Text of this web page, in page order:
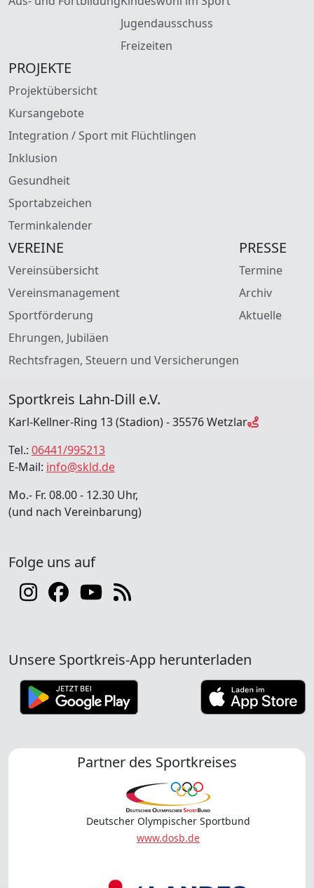
Jugendausschuss
Freizeiten
PROJEKTE
Projektübersicht
Kursangebote
Integration / Sport mit Flüchtlingen
Inklusion
Gesundheit
Sportabzeichen
Terminkalender
VEREINE
Vereinsübersicht
Vereinsmanagement
Sportförderung
Ehrungen, Jubiläen
Rechtsfragen, Steuern und Versicherungen
PRESSE
Termine
Archiv
Aktuelle
Sportkreis Lahn-Dill e.V.
Karl-Kellner-Ring 13 (Stadion) - 35576 Wetzlar
Tel.: 06441/995213
E-Mail: info@skld.de
Mo.- Fr. 08.00 - 12.30 Uhr,
(und nach Vereinbarung)
Folge uns auf
Unsere Sportkreis-App herunterladen
Partner des Sportkreises
Deutscher Olympischer Sportbund
www.dosb.de